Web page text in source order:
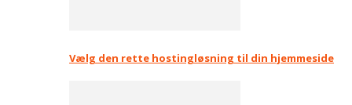
Vælg den rette hostingløsning til din hjemmeside